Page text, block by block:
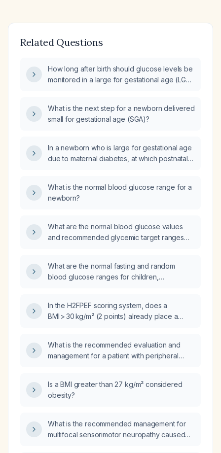
Related Questions
How long after birth should glucose levels be
monitored in a large for gestational age (LGA)
What is the next step for a newborn delivered
small for gestational age (SGA)?
In a newborn who is large for gestational age
due to maternal diabetes, at which postnatal
What is the normal blood glucose range for a
newborn?
What are the normal blood glucose values
and recommended glycemic target ranges
What are the normal fasting and random
blood glucose ranges for children,
In the H2FPEF scoring system, does a
BMI > 30 kg/m² (2 points) already place a
fraction?
What is the recommended evaluation and
management for a patient with peripheral
revascularization options?
Is a BMI greater than 27 kg/m² considered
obesity?
What is the recommended management for
multifocal sensorimotor neuropathy caused